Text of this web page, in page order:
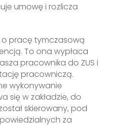
umowę i rozlicza
pracę tymczasową
To ona wypłaca
pracownika do ZUS i
pracowniczą.
wykonywanie
się w zakładzie, do
skierowany, pod
za